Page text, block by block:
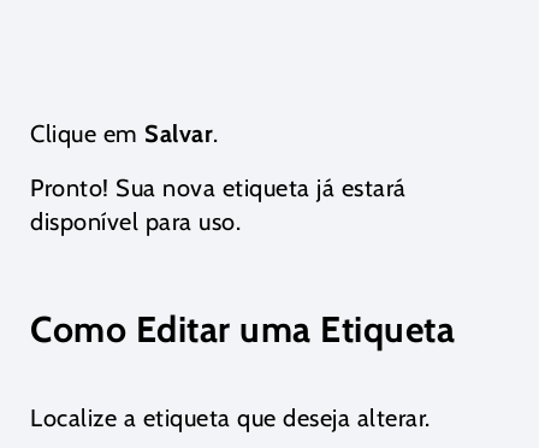
Clique em Salvar.
Pronto! Sua nova etiqueta já estará
disponível para uso.
Como Editar uma Etiqueta
Localize a etiqueta que deseja alterar.